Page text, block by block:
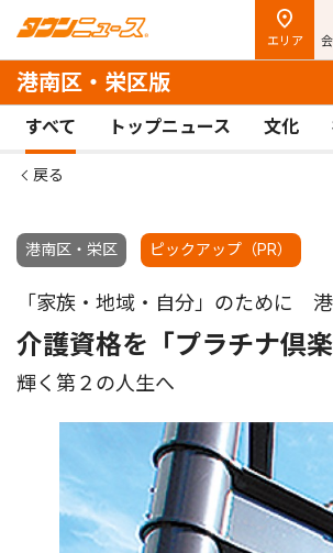
エリア
港南区・栄区版
すべて トップニュース 文化
戻る
港南区・栄区 ピックアップ（PR）
「家族・地域・自分」のために
介護資格を「プラチナ倶
輝く第２の人生へ